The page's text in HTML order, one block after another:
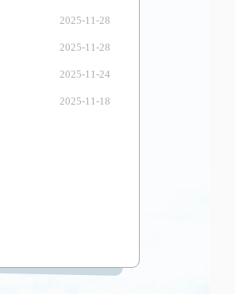
2025-11-28
2025-11-28
2025-11-24
2025-11-18